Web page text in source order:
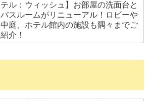
テル：ウィッシュ】お部屋の洗面台と
バスルームがリニューアル！ロビーや
中庭、ホテル館内の施設も隅々までご
紹介！